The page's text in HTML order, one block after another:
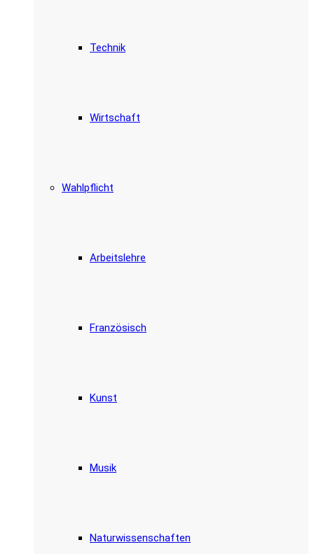
Technik
Wirtschaft
Wahlpflicht
Arbeitslehre
Französisch
Kunst
Musik
Naturwissenschaften